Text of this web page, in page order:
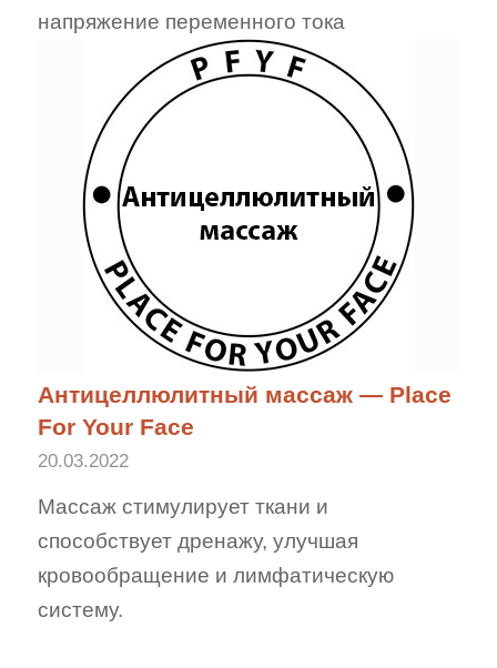
напряжение переменного тока
Антицеллюлитный массаж — Place
For Your Face
20.03.2022
Массаж стимулирует ткани и
способствует дренажу, улучшая
кровообращение и лимфатическую
систему.